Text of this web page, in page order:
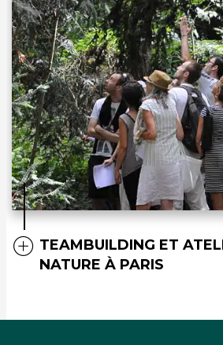
TEAMBUILDING ET
NATURE À PARIS